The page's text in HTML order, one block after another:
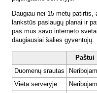
Daugiau nei 15 metų
lankstūs paslaugų planai ir
pas mus savo interneto
daugiausiai šalies gyventojų.
Paštui
Duomenų srautas
Vieta serveryje